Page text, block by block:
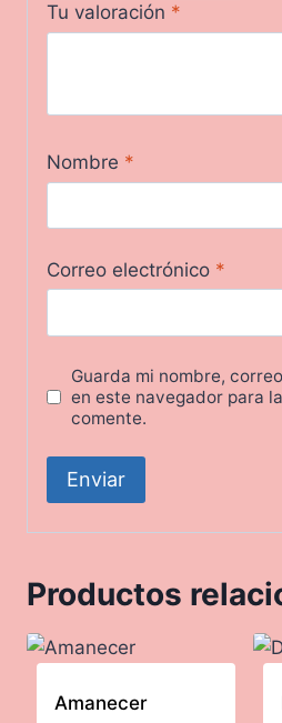
Tu valoración *
Nombre *
Correo electrónico *
Guarda mi nombre,
en este navegador para
comente.
Productos
Amanecer